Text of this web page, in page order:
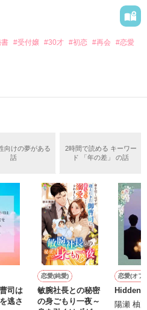
を読む
品を読む
#受付嬢 #30才 #初恋 #再会 #恋愛
する勇気を持てないでいた。
………
ったまま。
るチャンスを下さい。
向けの夢がある
話
2時間で読める キーワー
ド 「年の差」 の話
司は
逃さ
恋愛(純愛)
敏腕社長との秘密
の身ごもり一夜～
恋愛(オフ
Hidden
陽瀬 柚